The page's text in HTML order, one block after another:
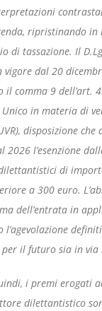
ripristinando
di tassazione. Il
vigore dal 20
comma 9 dell’art.
in materia di
disposizione che
2026 l’esenzione
di
a 300 euro.
dell’entrata in
l’agevolazione
per il futuro sia in
i premi erogati
dilettantistico